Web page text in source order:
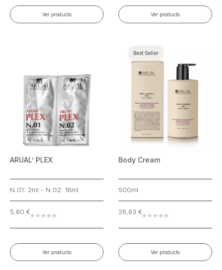
Ver producto Ver producto
ARUAL’ PLEX
N.01: 2ml - N.02: 16ml
5,80 €
Ver producto
Best Seller
Body Cream
500ml
26,63 €
Ver producto